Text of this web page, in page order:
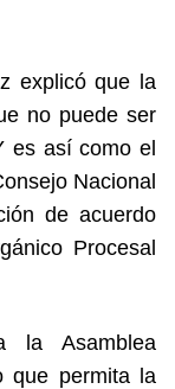
explicó que la
no puede ser
es así como el
Nacional
de acuerdo
Procesal
la Asamblea
que permita la